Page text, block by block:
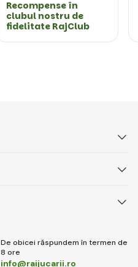
Recompense în
clubul nostru de
fidelitate RajClub
De obicei răspundem în termen de
8 ore
info@raijucarii.ro